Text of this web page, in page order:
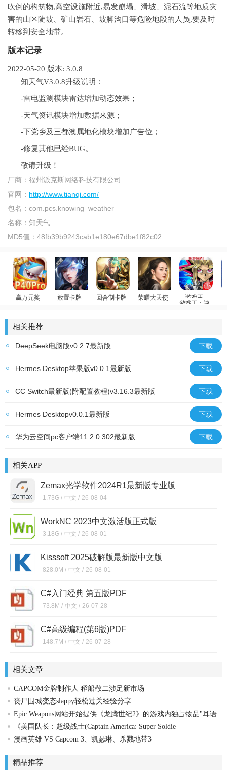
吹倒的构筑物,高空设施附近,易发崩塌、滑坡、泥石流等地质灾
害的山区陡坡、矿山岩石、坡脚沟口等危险地段的人员,要及时
转移到安全地带。
版本记录
2022-05-20 版本: 3.0.8
知天气V3.0.8升级说明：
-雷电监测模块雷达增加动态效果；
-天气资讯模块增加数据来源 ；
-下党乡及三都澳属地化模块增加广告位；
-修复其他已经BUG。
敬请升级！
厂商： 福州派克斯网络科技有限公司
官网： http://www.tianqi.com/
包名： com.pcs.knowing_weather
名称： 知天气
MD5值： 48fb39b9243cab1e180e67dbe1f82c02
赢万元奖
放置卡牌
回合制卡牌
荣耀大天使
游戏王：决斗链
相关推荐
DeepSeek电脑版v0.2.7最新版 下载
Hermes Desktop苹果版v0.0.1最新版 下载
CC Switch最新版(附配置教程)v3.16.3最新版 下载
Hermes Desktopv0.0.1最新版 下载
华为云空间pc客户端11.2.0.302最新版 下载
相关APP
Zemax光学软件2024R1最新版专业版
1.73G / 中文 / 26-08-04
WorkNC 2023中文激活版正式版
3.18G / 中文 / 26-08-01
Kisssoft 2025破解版最新版中文版
828.0M / 中文 / 26-08-01
C#入门经典 第五版PDF
73.8M / 中文 / 26-07-28
C#高级编程(第6版)PDF
148.7M / 中文 / 26-07-28
相关文章
CAPCOM金牌制作人 稻船敬二涉足新市场
丧尸围城变态slappy轻松过关经验分享
Epic Weapons网站开始提供《龙腾世纪2》的游戏内独占物品"耳语
之" 《美国队长：超级战士(Captain America: Super Soldie
漫画英雄 VS Capcom 3、凯瑟琳、杀戮地带3
精品推荐